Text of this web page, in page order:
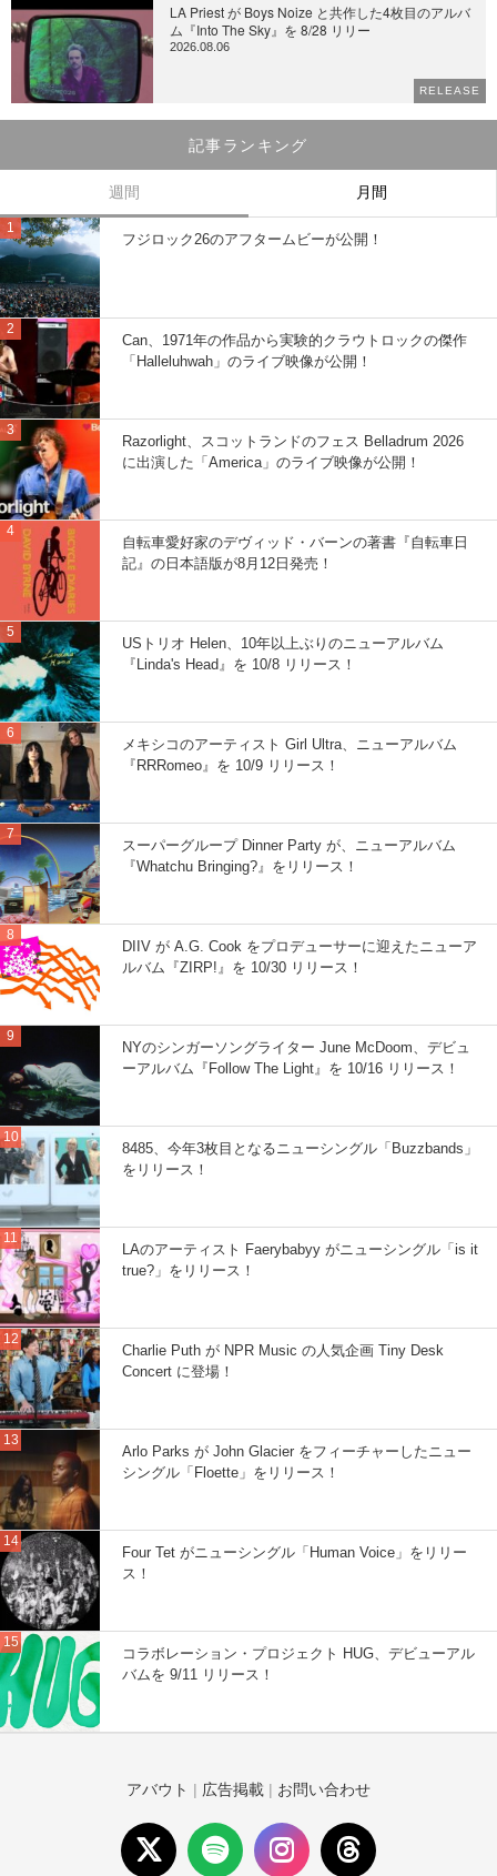
LA Priest が Boys Noize と共作した4枚目のアルバ
ム『Into The Sky』を 8/28 リリー
2026.08.06
RELEASE
記事ランキング
週間 月間
フジロック26のアフタームビーが公開！
Can、1971年の作品から実験的クラウトロックの傑作
「Halleluhwah」のライブ映像が公開！
Razorlight、スコットランドのフェス Belladrum 2026
に出演した「America」のライブ映像が公開！
自転車愛好家のデヴィッド・バーンの著書『自転車日
記』の日本語版が8月12日発売！
USトリオ Helen、10年以上ぶりのニューアルバム
『Linda's Head』を 10/8 リリース！
メキシコのアーティスト Girl Ultra、ニューアルバム
『RRRomeo』を 10/9 リリース！
スーパーグループ Dinner Party が、ニューアルバム
『Whatchu Bringing?』をリリース！
DIIV が A.G. Cook をプロデューサーに迎えたニューア
ルバム『ZIRP!』を 10/30 リリース！
NYのシンガーソングライター June McDoom、デビュ
ーアルバム『Follow The Light』を 10/16 リリース！
8485、今年3枚目となるニューシングル「Buzzbands」
をリリース！
LAのアーティスト Faerybabyy がニューシングル「is it
true?」をリリース！
Charlie Puth が NPR Music の人気企画 Tiny Desk
Concert に登場！
Arlo Parks が John Glacier をフィーチャーしたニュー
シングル「Floette」をリリース！
Four Tet がニューシングル「Human Voice」をリリー
ス！
コラボレーション・プロジェクト HUG、デビューアル
バムを 9/11 リリース！
アバウト | 広告掲載 | お問い合わせ